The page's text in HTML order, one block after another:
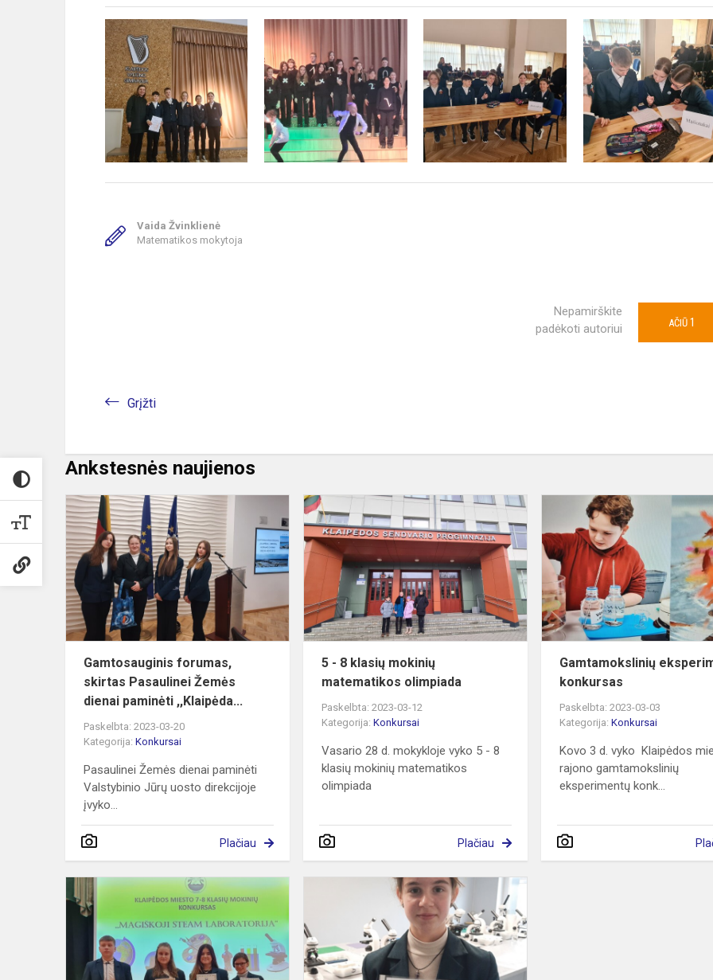
Vaida Žvinklienė
Matematikos mokytoja
Nepamirškite
padėkoti autoriui
AČIŪ 1
Grįžti
Ankstesnės naujienos
Gamtosauginis
forumas,
skirtas
Pasaulinei
Žemės
dienai
pami...
Gamtosauginis forumas,
skirtas Pasaulinei Žemės
dienai paminėti ,,Klaipėda...
Paskelbta: 2023-03-20
Kategorija: Konkursai
Pasaulinei Žemės dienai paminėti
Valstybinio Jūrų uosto direkcijoje
įvyko...
Plačiau
-
klasių
mokinių
matematikos
olimpiada
5 - 8 klasių mokinių
matematikos olimpiada
Paskelbta: 2023-03-12
Kategorija:Konkursai
Vasario 28 d. mokykloje vyko 5 - 8
klasių mokinių matematikos
olimpiada
Plačiau
Gamtamokslinių
konkursas
Paskelbta: 2023-03-03
Kategorija:Konkursai
Kovo 3 d. vyko Klaipėdos
rajono gamtamokslinių
eksperimentų konk...
Konkursas
STEAM
laboratorija“
,,Pasaulis,
kuriame